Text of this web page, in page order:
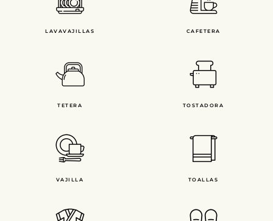
LAVAVAJILLAS CAFETERA
TETERA TOSTADORA
VAJILLA TOALLAS